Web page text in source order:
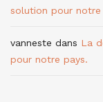
solution pour notre
vanneste dans La
pour notre pays.